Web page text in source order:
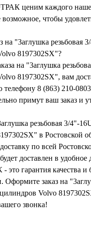
ценим каждого
возможное, чтобы
на "3аглушка резьбовая
8197302SX"?
на "3аглушка
8197302SX", вам
телефону 8 (863) 210-
примут ваш заказ и
резьбовая 3/4"-
в Ростовской
по всей
доставлен в удобное
гарантия качества и
Оформите заказ на
Volvo
звонка!